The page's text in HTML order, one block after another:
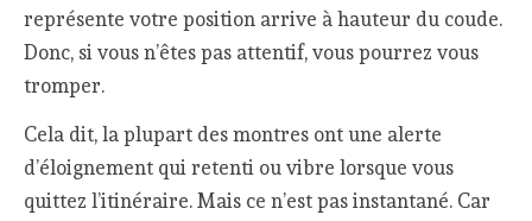
représente votre position arrive à hauteur du coude.
Donc, si vous n’êtes pas attentif, vous pourrez vous
tromper.
Cela dit, la plupart des montres ont une alerte
d’éloignement qui retenti ou vibre lorsque vous
quittez l’itinéraire. Mais ce n’est pas instantané. Car